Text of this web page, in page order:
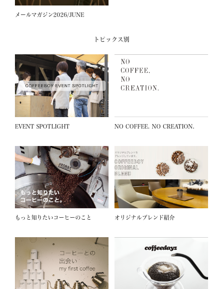
メールマガジン2026/JUNE
トピックス別
EVENT SPOTLIGHT NO COFFEE. NO CREATION.
もっと知りたいコーヒーのこと オリジナルブレンド紹介